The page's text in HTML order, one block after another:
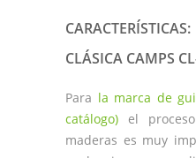
CLÁSICA CAMPS
Para la marca de
catálogo) el
maderas es muy